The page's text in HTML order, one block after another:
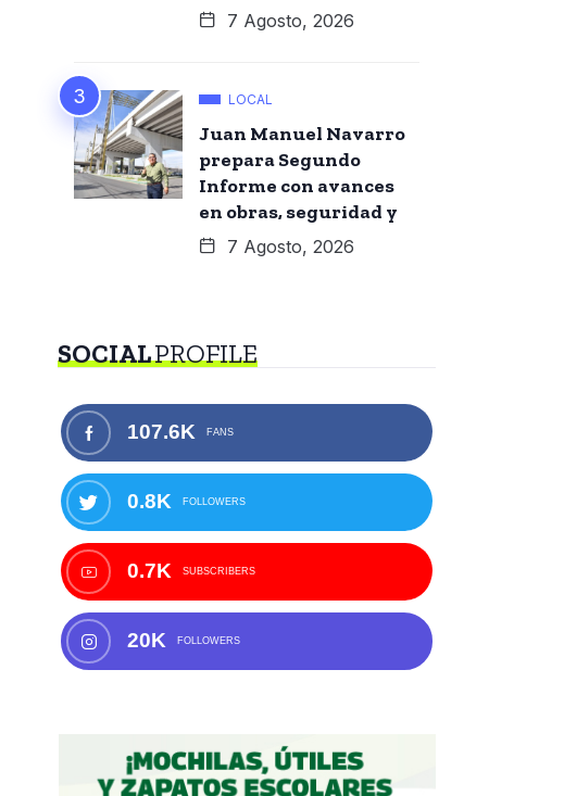
7 Agosto, 2026
LOCAL
Juan Manuel Navarro
prepara Segundo
Informe con avances
en obras, seguridad y
7 Agosto, 2026
SOCIALPROFILE
107.6K FANS
0.8K FOLLOWERS
0.7K SUBSCRIBERS
20K FOLLOWERS